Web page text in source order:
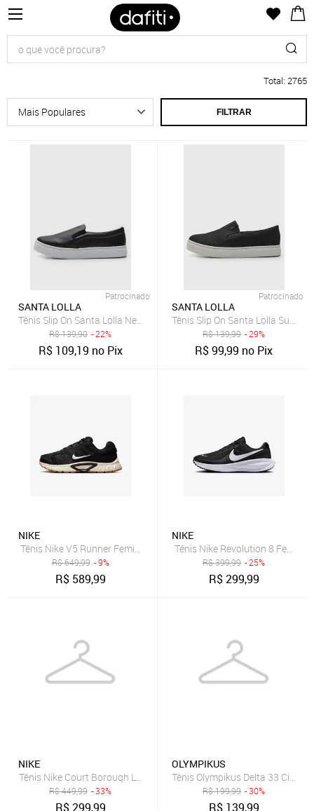
Total: 2765
FILTRAR
Patrocinado
SANTA LOLLA
Tênis Slip On Santa Lolla New Preto
R$139,90 - 22%
R$ 109,19 no Pix
Patrocinado
SANTA LOLLA
Tênis Slip On Santa Lolla Suede
R$139,99 - 29%
R$99,99 no Pix
NIKE
Tênis Nike V5 Runner Feminino
R$649,99 - 9%
R$ 589,99
NIKE
Tênis Nike Revolution 8
R$399,99 - 25%
R$299,99
NIKE
Tênis Nike Court Borough Low Recraft Infantil
R$449,99 - 33%
R$299,99
OLYMPIKUS
Tênis Olympikus Delta 33 Cinza
R$199,99 - 30%
R$ 139,99